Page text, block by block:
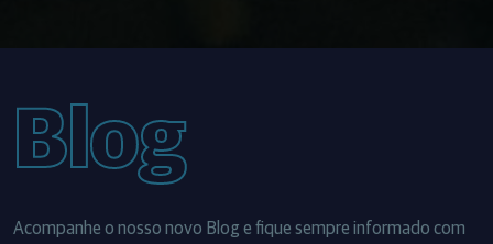
Blog
Acompanhe o nosso novo Blog e fique sempre informado com